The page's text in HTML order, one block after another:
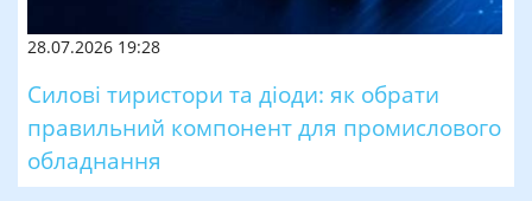
28.07.2026 19:28
Силові тиристори та діоди: як обрати
правильний компонент для промислового
обладнання